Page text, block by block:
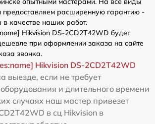
предоставляем расширенную гарантию -
качестве наших работ.
Hikvision DS-2CD2T42WD будет
при оформлении заказа на сайте
звонка.
Hikvision DS-2CD2T42WD
выезде, если не требует
и длительного времени
случаях наш мастер привезет
в сц Hikvision в